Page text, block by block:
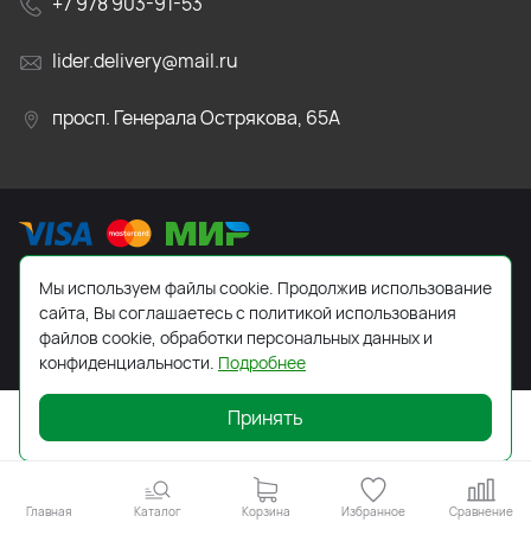
lider.delivery@mail.ru
просп. Генерала Острякова, 65А
2026 © Все права защищены. Работает наReadyScript
Главная Каталог Корзина Избранное Сравнение
Мы используем файлы cookie. Продолжив использование
сайта, Вы соглашаетесь с политикой использования
файлов cookie, обработки персональных данных и
конфиденциальности. Подробнее
Принять